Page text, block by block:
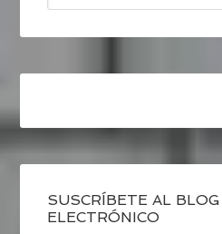
SUSCRÍBETE AL
ELECTRÓNICO